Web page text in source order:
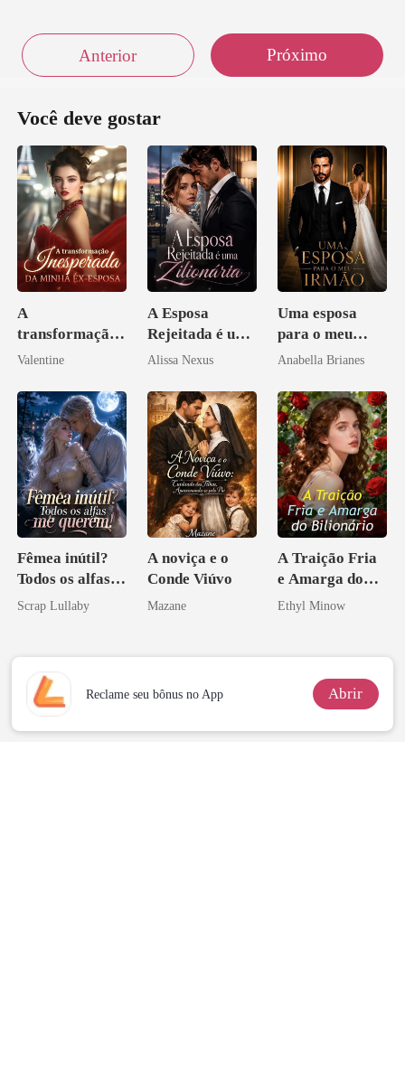
Anterior Próximo
Você deve gostar
A
transformação
inesperada da
esposa
Valentine
A Esposa
Rejeitada é uma
Zilionária
Alissa Nexus
Uma esposa
para o meu
irmão
Anabella Brianes
Fêmea inútil?
Todos os alfas
me querem!
Scrap Lullaby
A noviça e o
Conde Viúvo
Mazane
A Traição Fria
e Amarga do
Bilionário
Ethyl Minow
Reclame seu bônus no App Abrir